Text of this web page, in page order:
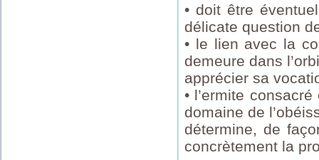
• doit être
délicate question
• le lien avec la
demeure dans
apprécier sa
• l’ermite
domaine de
détermine, de
concrètement la